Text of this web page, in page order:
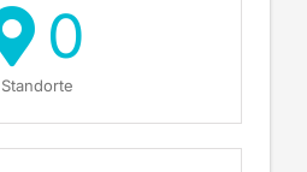
0
Standorte